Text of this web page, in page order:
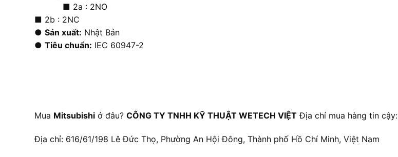
■ 2a : 2NO
■ 2b : 2NC
● Sản xuất: Nhật Bản
● Tiêu chuẩn: IEC 60947-2
Mua Mitsubishi ở đâu? CÔNG TY TNHH KỸ THUẬT WETECH VIỆT Địa chỉ mua hàng tin cậy:
Địa chỉ: 616/61/198 Lê Đức Thọ, Phường An Hội Đông, Thành phố Hồ Chí Minh, Việt Nam